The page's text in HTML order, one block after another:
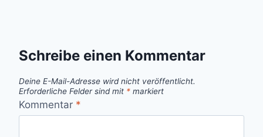
Schreibe einen Kommentar
Deine E-Mail-Adresse wird nicht veröffentlicht.
Erforderliche Felder sind mit * markiert
Kommentar *